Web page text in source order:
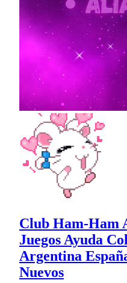
Club Ham-Ham
Juegos Ayuda
Argentina
Nuevos